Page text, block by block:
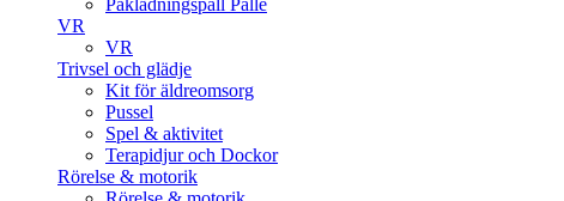
VR
VR
Trivsel och glädje
Kit för äldreomsorg
Pussel
Spel & aktivitet
Terapidjur och Dockor
Rörelse & motorik